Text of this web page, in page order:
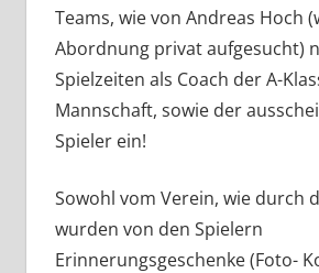
Teams, wie von Andreas Hoch
Abordnung privat aufgesucht)
Spielzeiten als Coach der A-
Mannschaft, sowie der
Spieler ein!
Sowohl vom Verein, wie durch
wurden von den Spielern
Erinnerungsgeschenke (Foto-